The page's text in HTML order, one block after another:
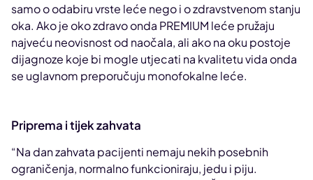
samo o odabiru vrste leće nego i o zdravstvenom stanju
oka. Ako je oko zdravo onda PREMIUM leće pružaju
najveću neovisnost od naočala, ali ako na oku postoje
dijagnoze koje bi mogle utjecati na kvalitetu vida onda
se uglavnom preporučuju monofokalne leće.
Priprema i tijek zahvata
“Na dan zahvata pacijenti nemaju nekih posebnih
ograničenja, normalno funkcioniraju, jedu i piju.